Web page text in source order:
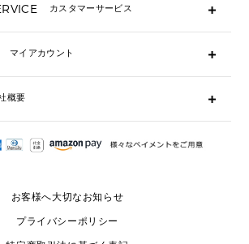
▶ 小物すべて
ース・カードケース・名刺入れ
サンダル
スニーカー
▶ ウェア
カスタマーサービス
ピングができますか？
ッグを購入商品分送ってもらえますか？
ールが受信できないのですが？
きますか？
マイアカウント
概要
お客様へ大切なお知らせ
プライバシーポリシー